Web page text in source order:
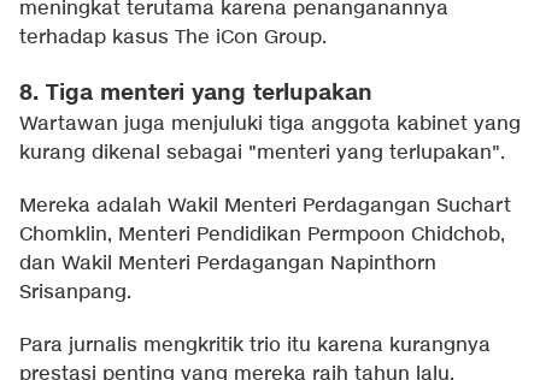
meningkat terutama karena penanganannya
terhadap kasus The iCon Group.
8. Tiga menteri yang terlupakan
Wartawan juga menjuluki tiga anggota kabinet yang
kurang dikenal sebagai "menteri yang terlupakan".
Mereka adalah Wakil Menteri Perdagangan Suchart
Chomklin, Menteri Pendidikan Permpoon Chidchob,
dan Wakil Menteri Perdagangan Napinthorn
Srisanpang.
Para jurnalis mengkritik trio itu karena kurangnya
prestasi penting yang mereka raih tahun lalu.